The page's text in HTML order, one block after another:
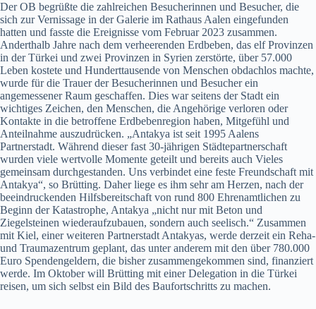
Der OB begrüßte die zahlreichen Besucherinnen und Besucher, die
sich zur Vernissage in der Galerie im Rathaus Aalen eingefunden
hatten und fasste die Ereignisse vom Februar 2023 zusammen.
Anderthalb Jahre nach dem verheerenden Erdbeben, das elf Provinzen
in der Türkei und zwei Provinzen in Syrien zerstörte, über 57.000
Leben kostete und Hunderttausende von Menschen obdachlos machte,
wurde für die Trauer der Besucherinnen und Besucher ein
angemessener Raum geschaffen. Dies war seitens der Stadt ein
wichtiges Zeichen, den Menschen, die Angehörige verloren oder
Kontakte in die betroffene Erdbebenregion haben, Mitgefühl und
Anteilnahme auszudrücken. „Antakya ist seit 1995 Aalens
Partnerstadt. Während dieser fast 30-jährigen Städtepartnerschaft
wurden viele wertvolle Momente geteilt und bereits auch Vieles
gemeinsam durchgestanden. Uns verbindet eine feste Freundschaft mit
Antakya“, so Brütting. Daher liege es ihm sehr am Herzen, nach der
beeindruckenden Hilfsbereitschaft von rund 800 Ehrenamtlichen zu
Beginn der Katastrophe, Antakya „nicht nur mit Beton und
Ziegelsteinen wiederaufzubauen, sondern auch seelisch.“ Zusammen
mit Kiel, einer weiteren Partnerstadt Antakyas, werde derzeit ein Reha-
und Traumazentrum geplant, das unter anderem mit den über 780.000
Euro Spendengeldern, die bisher zusammengekommen sind, finanziert
werde. Im Oktober will Brütting mit einer Delegation in die Türkei
reisen, um sich selbst ein Bild des Baufortschritts zu machen.